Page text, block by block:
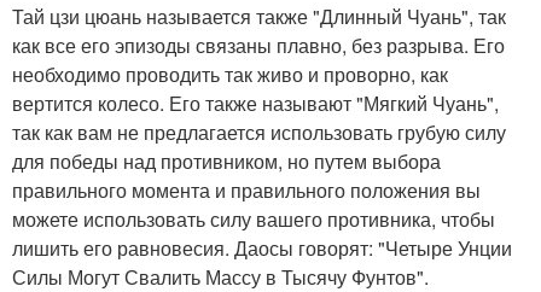
Тай цзи цюань называется также "Длинный Чуань", так
как все его эпизоды связаны плавно, без разрыва. Его
необходимо проводить так живо и проворно, как
вертится колесо. Его также называют "Мягкий Чуань",
так как вам не предлагается использовать грубую силу
для победы над противником, но путем выбора
правильного момента и правильного положения вы
можете использовать силу вашего противника, чтобы
лишить его равновесия. Даосы говорят: "Четыре Унции
Силы Могут Свалить Массу в Тысячу Фунтов".